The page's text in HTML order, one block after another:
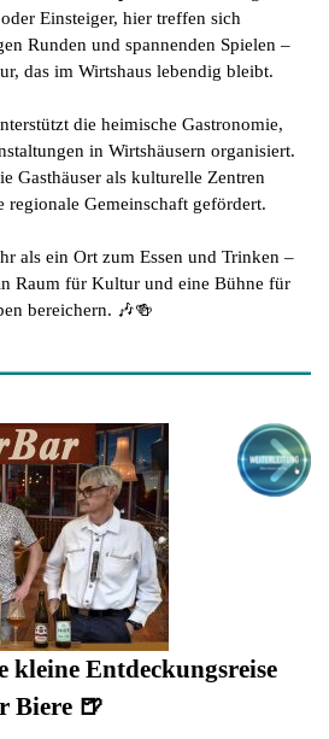
Einsteiger, hier treffen sich
Runden und spannenden Spielen –
das im Wirtshaus lebendig bleibt.
die heimische Gastronomie,
in Wirtshäusern organisiert.
Gasthäuser als kulturelle Zentren
regionale Gemeinschaft gefördert.
als ein Ort zum Essen und Trinken –
Raum für Kultur und eine Bühne für
bereichern. 🎶🍻
kleine Entdeckungsreise
Biere 🍺